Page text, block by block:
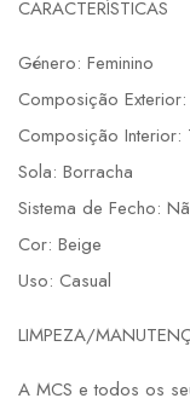
CARACTERÍSTICAS
Género: Feminino
Composição
Composição Interior:
Sola: Borracha
Sistema de Fecho:
Cor: Beige
Uso: Casual
LIMPEZA/
A MCS e todos os